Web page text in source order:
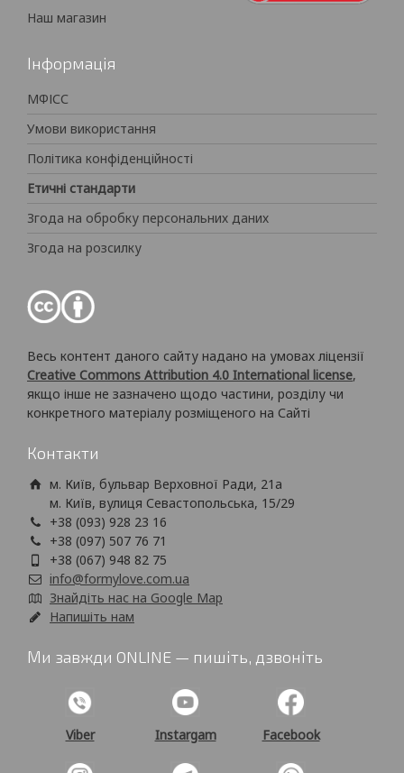
Наш магазин
Інформація
МФІСС
Умови використання
Політика конфіденційності
Етичні стандарти
Згода на обробку персональних даних
Згода на розсилку
Весь контент даного сайту надано на умовах ліцензії
Creative Commons Attribution 4.0 International license,
якщо інше не зазначено щодо частини, розділу чи
конкретного матеріалу розміщеного на Сайті
Контакти
м. Київ, бульвар Верховної Ради, 21а
м. Київ, вулиця Севастопольська, 15/29
+38 (093) 928 23 16
+38 (097) 507 76 71
+38 (067) 948 82 75
info@formylove.com.ua
Знайдіть нас на Google Map
Напишіть нам
Ми завжди ONLINE — пишіть, дзвоніть
Viber Instargam Facebook